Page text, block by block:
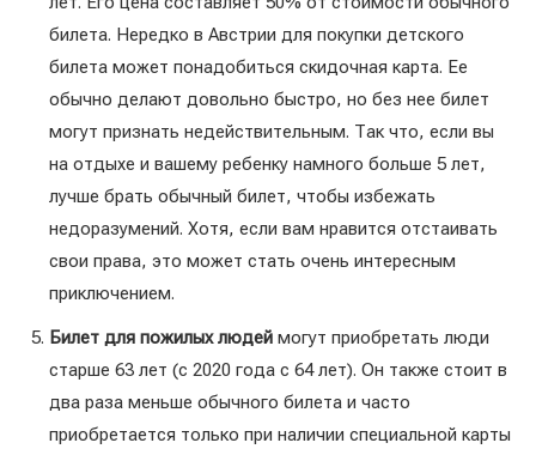
билета. Нередко в Австрии для покупки детского
билета может понадобиться скидочная карта. Ее
обычно делают довольно быстро, но без нее билет
могут признать недействительным. Так что, если вы
на отдыхе и вашему ребенку намного больше 5 лет,
лучше брать обычный билет, чтобы избежать
недоразумений. Хотя, если вам нравится отстаивать
свои права, это может стать очень интересным
приключением.
Билет для пожилых людей могут приобретать люди
старше 63 лет (с 2020 года с 64 лет). Он также стоит в
два раза меньше обычного билета и часто
приобретается только при наличии специальной карты